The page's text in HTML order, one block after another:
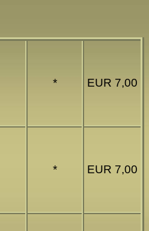
* EUR 7,00
* EUR 7,00